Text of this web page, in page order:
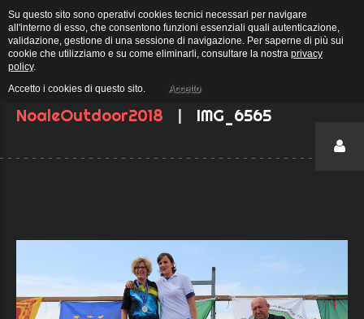
Home | Galleria
|
NoaleOutdoor2018
IMG_6565
Login
accedi
Su questo sito sono operativi cookies tecnici necessari per navigare
all'interno di esso, che consentono funzioni essenziali quali autenticazione,
validazione, gestione di una sessione di navigazione. Per saperne di più sui
cookie che utilizziamo e su come eliminarli, consultare la nostra privacy
policy.
Accetto i cookies di questo sito.
Accetto
Arcieri Stigliano - Galleria - Category: NoaleOutdoor2018 - Image: IMG_6565